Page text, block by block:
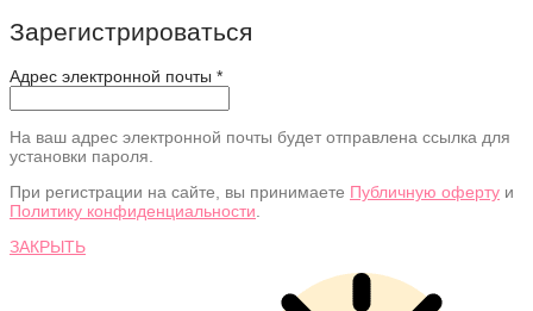
Зарегистрироваться
Адрес электронной почты *
На ваш адрес электронной почты будет отправлена ссылка для
установки пароля.
При регистрации на сайте, вы принимаете Публичную оферту и
Политику конфиденциальности.
ЗАКРЫТЬ